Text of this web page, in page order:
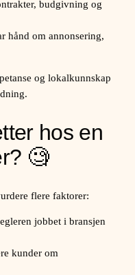
budgivning og
hånd om annonsering,
og lokalkunnskap
hos en
🧐
flere faktorer:
jobbet i bransjen
kunder om